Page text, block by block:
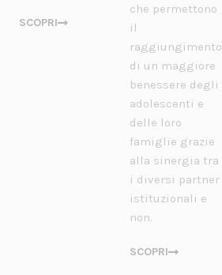
SCOPRI
che permettono
il
raggiungimento
di un maggiore
benessere degli
adolescenti e
delle loro
famiglie grazie
alla sinergia tra
i diversi partner
istituzionali e
non.
SCOPRI